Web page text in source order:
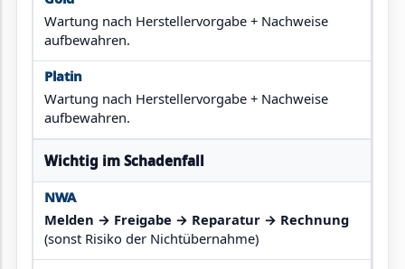
Wartung nach Herstellervorgabe + Nachweise
aufbewahren.
Wartung nach Herstellervorgabe + Nachweise
aufbewahren.
Wichtig im Schadenfall
Melden → Freigabe → Reparatur → Rechnung
(sonst Risiko der Nichtübernahme)